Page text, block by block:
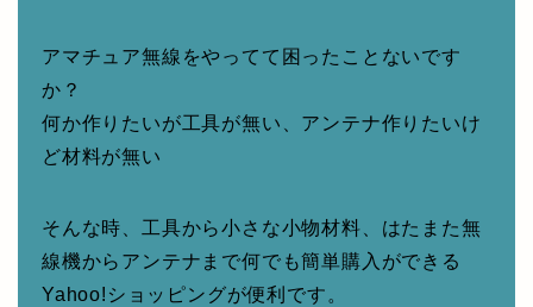
アマチュア無線をやってて困ったことないです
か？
何か作りたいが工具が無い、アンテナ作りたいけ
ど材料が無い
そんな時、工具から小さな小物材料、はたまた無
線機からアンテナまで何でも簡単購入ができる
Yahoo!ショッピングが便利です。